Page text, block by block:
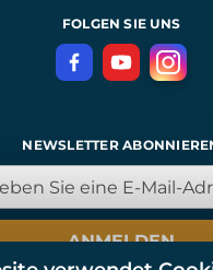
FOLGEN SIE UNS
NEWSLETTER
ANMELDEN